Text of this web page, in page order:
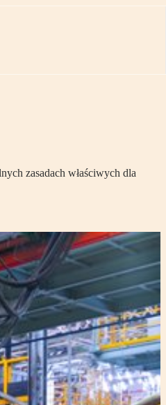
zasadach właściwych dla